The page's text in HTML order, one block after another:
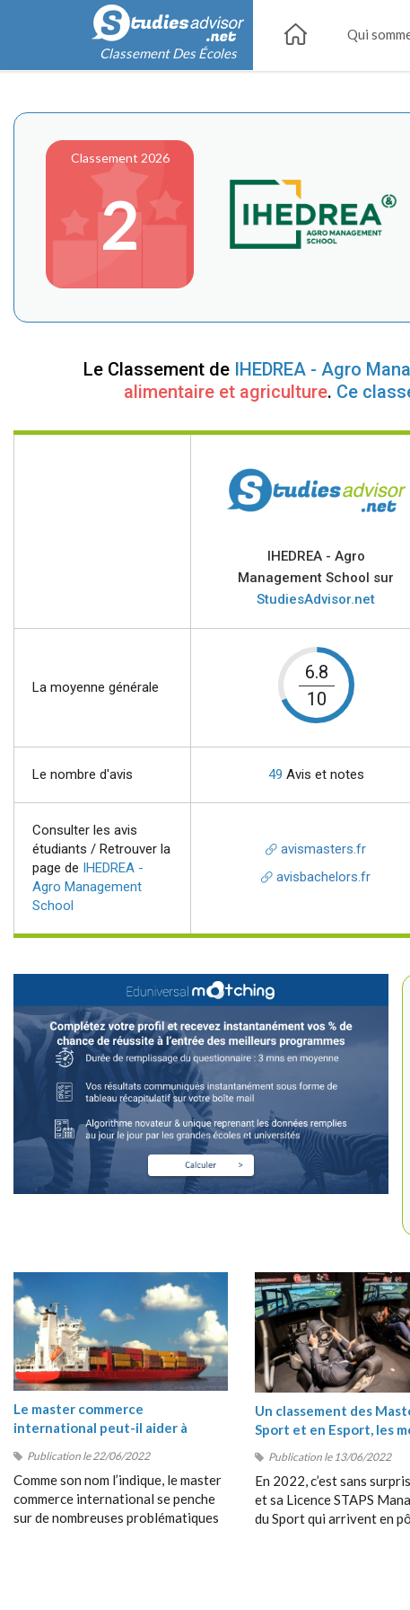
Classement Des Écoles
Qui
Classement 2026
2
Le Classement de IHEDREA - Agro
alimentaire et agriculture. Ce
IHEDREA - Agro
Management School sur
StudiesAdvisor.net
La moyenne générale
6.8
10
Le nombre d'avis 49 Avis et notes
Consulter les avis
étudiants / Retrouver la
page de IHEDREA -
Agro Management
School
avismasters.fr
avisbachelors.fr
Le master commerce
international peut-il aider à
?
Publication le 22/06/2022
Comme son nom l’indique, le master
commerce international se penche
sur de nombreuses problématiques
Un classement des
Sport et en Esport, les
Publication le 13/06/2022
En 2022, c’est sans
et sa Licence STAPS
du Sport qui arrivent en